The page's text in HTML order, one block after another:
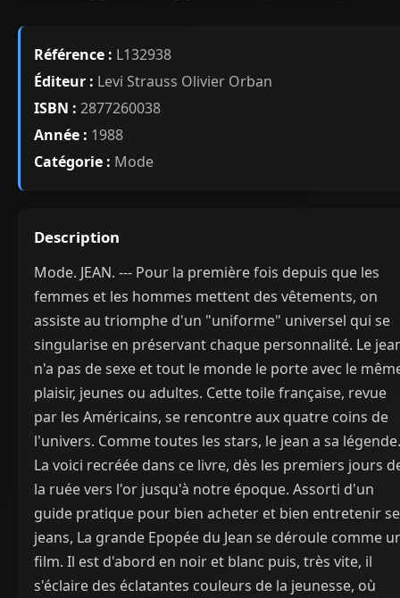
Référence : L132938
Éditeur : Levi Strauss Olivier Orban
ISBN : 2877260038
Année : 1988
Catégorie : Mode
Description
Mode. JEAN. --- Pour la première fois depuis que les
femmes et les hommes mettent des vêtements, on
assiste au triomphe d'un "uniforme" universel qui se
singularise en préservant chaque personnalité. Le
n'a pas de sexe et tout le monde le porte avec le
plaisir, jeunes ou adultes. Cette toile française, revue
par les Américains, se rencontre aux quatre coins de
l'univers. Comme toutes les stars, le jean a sa légende.
La voici recréée dans ce livre, dès les premiers jours
la ruée vers l'or jusqu'à notre époque. Assorti d'un
guide pratique pour bien acheter et bien entretenir
jeans, La grande Epopée du Jean se déroule comme
film. Il est d'abord en noir et blanc puis, très vite, il
s'éclaire des éclatantes couleurs de la jeunesse, où